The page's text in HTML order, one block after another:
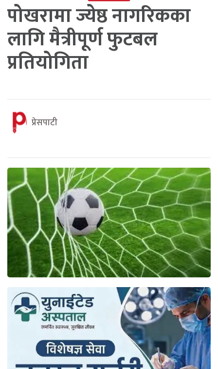
पोखरामा ज्येष्ठ नागरिकका
लागि मैत्रीपूर्ण फुटबल
प्रतियोगिता
प्रेसपाटी